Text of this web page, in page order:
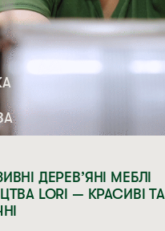
ДЕРЕВ’ЯНІ МЕБЛІ
LORI — КРАСИВІ ТА